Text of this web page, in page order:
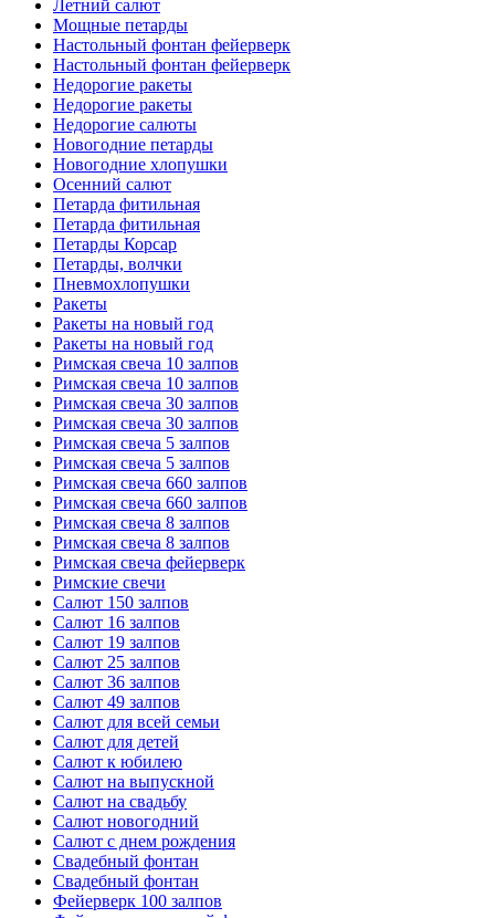
Летний салют
Мощные петарды
Настольный фонтан фейерверк
Настольный фонтан фейерверк
Недорогие ракеты
Недорогие ракеты
Недорогие салюты
Новогодние петарды
Новогодние хлопушки
Осенний салют
Петарда фитильная
Петарда фитильная
Петарды Корсар
Петарды, волчки
Пневмохлопушки
Ракеты
Ракеты на новый год
Ракеты на новый год
Римская свеча 10 залпов
Римская свеча 10 залпов
Римская свеча 30 залпов
Римская свеча 30 залпов
Римская свеча 5 залпов
Римская свеча 5 залпов
Римская свеча 660 залпов
Римская свеча 660 залпов
Римская свеча 8 залпов
Римская свеча 8 залпов
Римская свеча фейерверк
Римские свечи
Салют 150 залпов
Салют 16 залпов
Салют 19 залпов
Салют 25 залпов
Салют 36 залпов
Салют 49 залпов
Салют для всей семьи
Салют для детей
Салют к юбилею
Салют на выпускной
Салют на свадьбу
Салют новогодний
Салют с днем рождения
Свадебный фонтан
Свадебный фонтан
Фейерверк 100 залпов